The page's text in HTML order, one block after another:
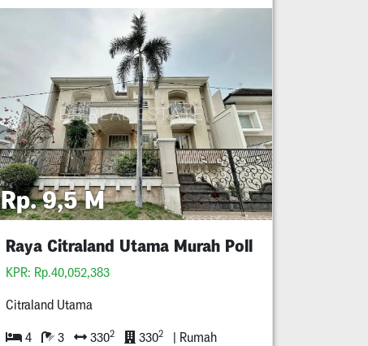
Rp. 9,5 M
Raya Citraland Utama Murah Poll
KPR: Rp.40,052,383
Citraland Utama
4 3 3302 3302 | Rumah